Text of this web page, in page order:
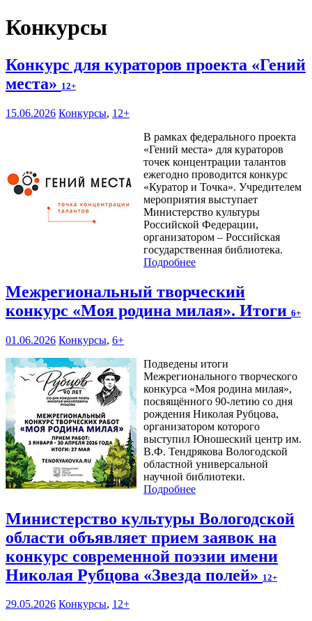
Конкурсы
Конкурс для кураторов проекта «Гений
места» 12+
15.06.2026 Конкурсы, 12+
В рамках федерального проекта
«Гений места» для кураторов
точек концентрации талантов
ежегодно проводится конкурс
«Куратор и Точка». Учредителем
мероприятия выступает
Министерство культуры
Российской Федерации,
организатором – Российская
государственная библиотека.
Подробнее
Межрегиональный творческий
конкурс «Моя родина милая». Итоги 6+
01.06.2026 Конкурсы, 6+
Подведены итоги
Межрегионального творческого
конкурса «Моя родина милая»,
посвящённого 90-летию со дня
рождения Николая Рубцова,
организатором которого
выступил Юношеский центр им.
В.Ф. Тендрякова Вологодской
областной универсальной
научной библиотеки.
Подробнее
Министерство культуры Вологодской
области объявляет прием заявок на
конкурс современной поэзии имени
Николая Рубцова «Звезда полей» 12+
29.05.2026 Конкурсы, 12+